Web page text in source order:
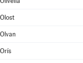
Olost
Olvan
Orís